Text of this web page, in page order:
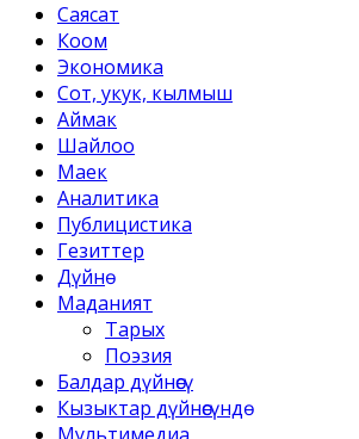
Саясат
Коом
Экономика
Сот, укук, кылмыш
Аймак
Шайлоо
Маек
Аналитика
Публицистика
Гезиттер
Дүйнө
Маданият
Тарых
Поэзия
Балдар дүйнөсү
Кызыктар дүйнөсүндө